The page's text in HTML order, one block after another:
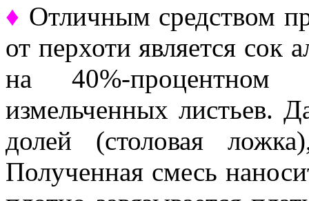
♦ Отличным средством
от перхоти является сок
на 40%-
измельченных листьев.
долей (столовая
Полученная смесь